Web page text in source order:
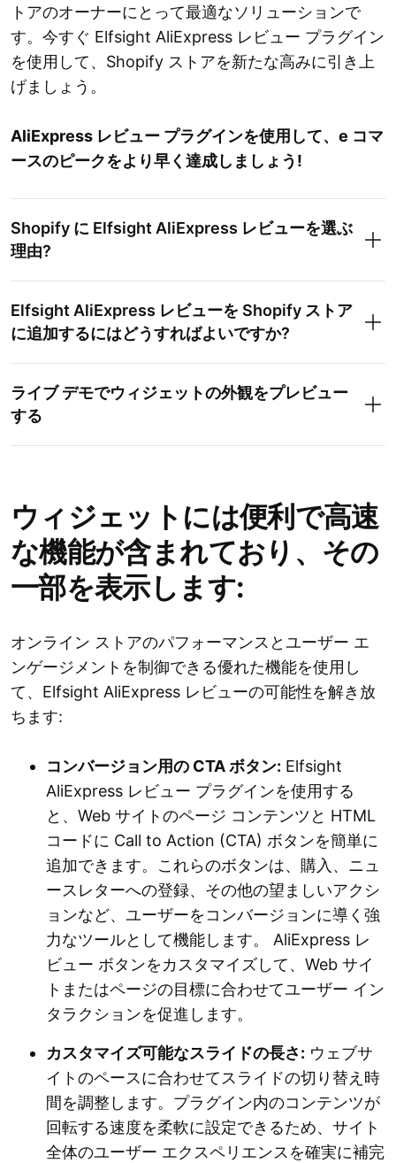
トアのオーナーにとって最適なソリューションで
す。今すぐ Elfsight AliExpress レビュー プラグイン
を使用して、Shopify ストアを新たな高みに引き上
げましょう。
AliExpress レビュー プラグインを使用して、e コマ
ースのピークをより早く達成しましょう!
Shopify に Elfsight AliExpress レビューを選ぶ
理由?
Elfsight AliExpress レビューを Shopify ストア
に追加するにはどうすればよいですか?
インストール コード:
ストアの統合:
AliExpress レビューをお楽しみください:
ライブ デモでウィジェットの外観をプレビュー
する
ウィジェットには便利で高速
な機能が含まれており、その
一部を表示します:
オンライン ストアのパフォーマンスとユーザー エ
ンゲージメントを制御できる優れた機能を使用し
て、Elfsight AliExpress レビューの可能性を解き放
ちます:
コンバージョン用の CTA ボタン: Elfsight
AliExpress レビュー プラグインを使用する
と、Web サイトのページ コンテンツと HTML
コードに Call to Action (CTA) ボタンを簡単に
追加できます。これらのボタンは、購入、ニュ
ースレターへの登録、その他の望ましいアクシ
ョンなど、ユーザーをコンバージョンに導く強
力なツールとして機能します。 AliExpress レ
ビュー ボタンをカスタマイズして、Web サイ
トまたはページの目標に合わせてユーザー イン
タラクションを促進します。
カスタマイズ可能なスライドの長さ: ウェブサ
イトのペースに合わせてスライドの切り替え時
間を調整します。プラグイン内のコンテンツが
回転する速度を柔軟に設定できるため、サイト
全体のユーザー エクスペリエンスを確実に補完